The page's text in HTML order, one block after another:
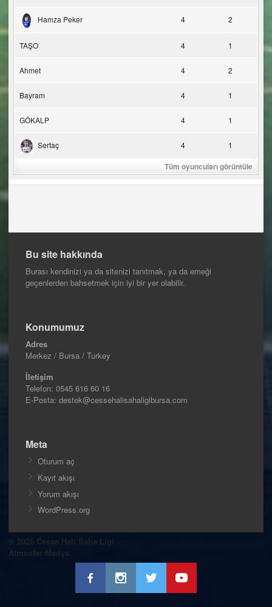
Hamza Peker 4 2
TAŞO 4 1
Ahmet 4 2
Bayram 4 1
GÖKALP 4 1
Sertaç 4 1
Tüm oyuncuları görüntüle
Bu site hakkında
Burası kendinizi ya da sitenizi tanıtmak, ya da emeği
geçenlerden bahsetmek için iyi bir yer olabilir.
Konumumuz
Adres
Merkez / Bursa / Turkey
İletişim
Telefon: 0545 616 60 16
E-Posta: destek@cessehalisahaligibursa.com
Meta
Oturum aç
Kayıt akışı
Yorum akışı
WordPress.org
© 2026 Cesse Halı Saha Ligi
Atmosfer Medya